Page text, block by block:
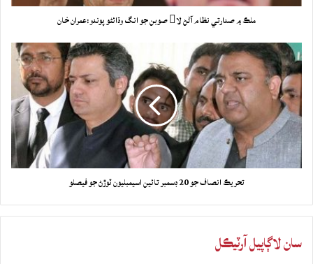
ملڪ ۾ صدارتي نظام آڻڻ لا صوبن جو انگ وڌائڻو پوندو:عمران خان
تحريڪ انصاف جو 20 ڊسمبر تائين اسيمبليون ٽوڙڻ جو فيصلو
سان لاڳاپيل آرٽيڪل